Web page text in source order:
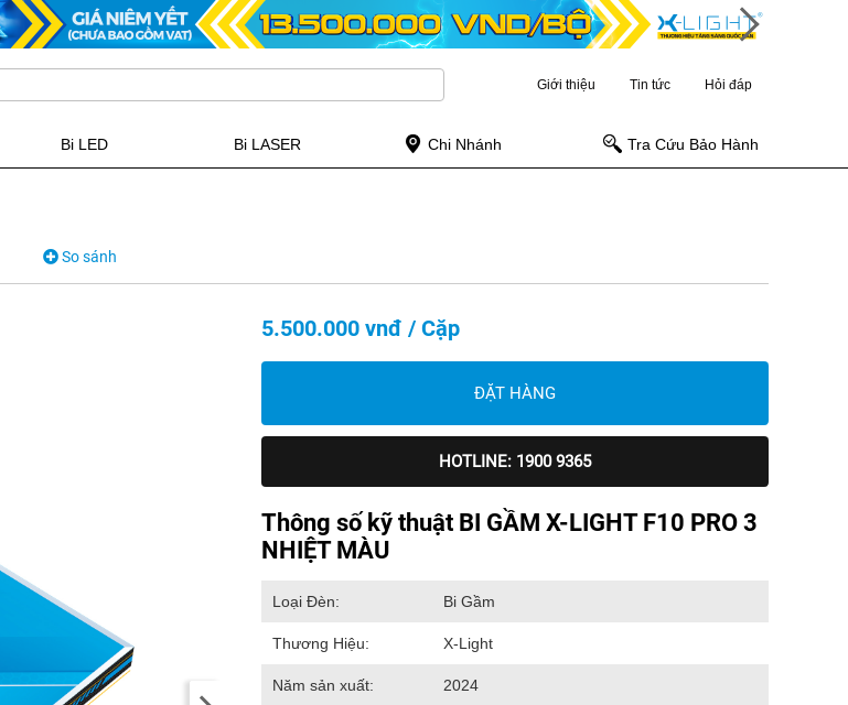
Giới thiệu Tin tức Hỏi đáp
Bi LED Bi LASER Chi Nhánh Tra Cứu Bảo Hành
So sánh
5.500.000 vnđ / Cặp
ĐẶT HÀNG
HOTLINE: 1900 9365
Thông số kỹ thuật BI GẦM X-LIGHT F10 PRO 3
NHIỆT MÀU
Loại Đèn: Bi Gầm
Thương Hiệu: X-Light
Năm sản xuất: 2024